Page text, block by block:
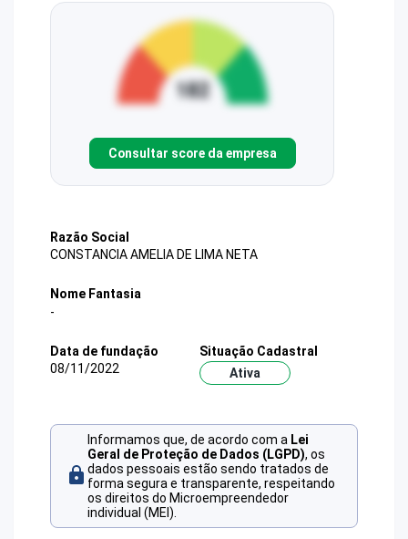
Consultar score da empresa
Razão Social
CONSTANCIA AMELIA DE LIMA NETA
Nome Fantasia
-
Data de fundação
08/11/2022
Situação Cadastral
Ativa
Informamos que, de acordo com a Lei
Geral de Proteção de Dados (LGPD), os
dados pessoais estão sendo tratados de
forma segura e transparente, respeitando
os direitos do Microempreendedor
individual (MEI).